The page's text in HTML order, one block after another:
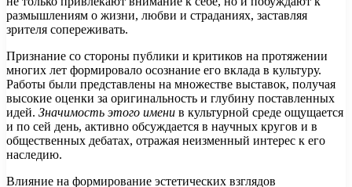
размышлениям о жизни, любви и страданиях, заставляя
зрителя сопереживать.
Признание со стороны публики и критиков на протяжении
многих лет формировало осознание его вклада в культуру.
Работы были представлены на множестве выставок, получая
высокие оценки за оригинальность и глубину поставленных
идей. Значимость этого имени в культурной среде ощущается
и по сей день, активно обсуждается в научных кругов и в
общественных дебатах, отражая неизменный интерес к его
наследию.
Влияние на формирование эстетических взглядов